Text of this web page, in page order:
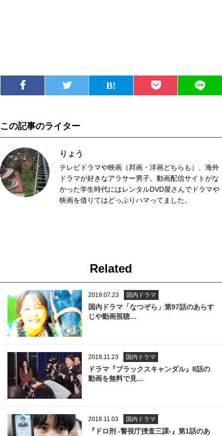
この記事のライター
りょう
テレビドラマや映画（邦画・洋画どちらも）、海外
ドラマが好きなアラサー男子。動画配信サイトがな
かった学生時代にはレンタルDVD屋さんでドラマや
映画を借りてはどっぷりハマってました。
Related
2019.07.23 国内ドラマ
国内ドラマ「なつぞら」第97話のあらす
じや動画視聴…
2018.11.23 国内ドラマ
ドラマ『ブラックスキャンダル』8話の
動画を無料で見…
2018.11.03 国内ドラマ
『ドロ刑 -警視庁捜査三課-』第1話のあ